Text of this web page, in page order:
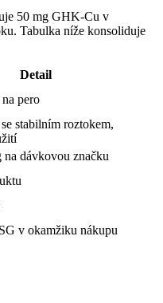
50 mg GHK-Cu v
Tabulka níže konsoliduje
Detail
pero
stabilním roztokem,
na dávkovou značku
v okamžiku nákupu